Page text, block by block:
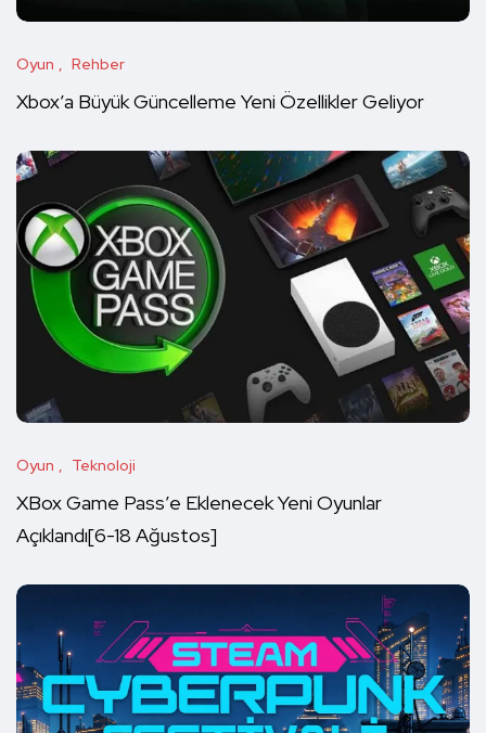
Oyun Rehber
Xbox’a Büyük Güncelleme Yeni Özellikler Geliyor
Oyun Teknoloji
XBox Game Pass’e Eklenecek Yeni Oyunlar
Açıklandı[6-18 Ağustos]